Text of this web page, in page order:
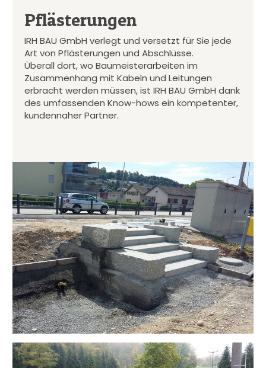
Pflästerungen
IRH BAU GmbH verlegt und versetzt für Sie jede
Art von Pflästerungen und Abschlüsse.
Überall dort, wo Baumeisterarbeiten im
Zusammenhang mit Kabeln und Leitungen
erbracht werden müssen, ist IRH BAU GmbH dank
des umfassenden Know-hows ein kompetenter,
kundennaher Partner.